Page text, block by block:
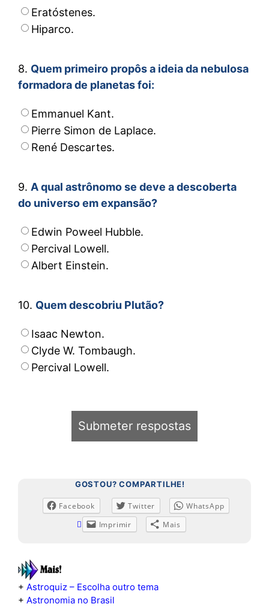
Eratóstenes.
Hiparco.
8. Quem primeiro propôs a ideia da nebulosa
formadora de planetas foi:
Emmanuel Kant.
Pierre Simon de Laplace.
René Descartes.
9. A qual astrônomo se deve a descoberta
do universo em expansão?
Edwin Poweel Hubble.
Percival Lowell.
Albert Einstein.
10. Quem descobriu Plutão?
Isaac Newton.
Clyde W. Tombaugh.
Percival Lowell.
GOSTOU? COMPARTILHE!
Facebook Twitter
WhatsApp
Imprimir
Mais
+ Astroquiz – Escolha outro tema
+ Astronomia no Brasil